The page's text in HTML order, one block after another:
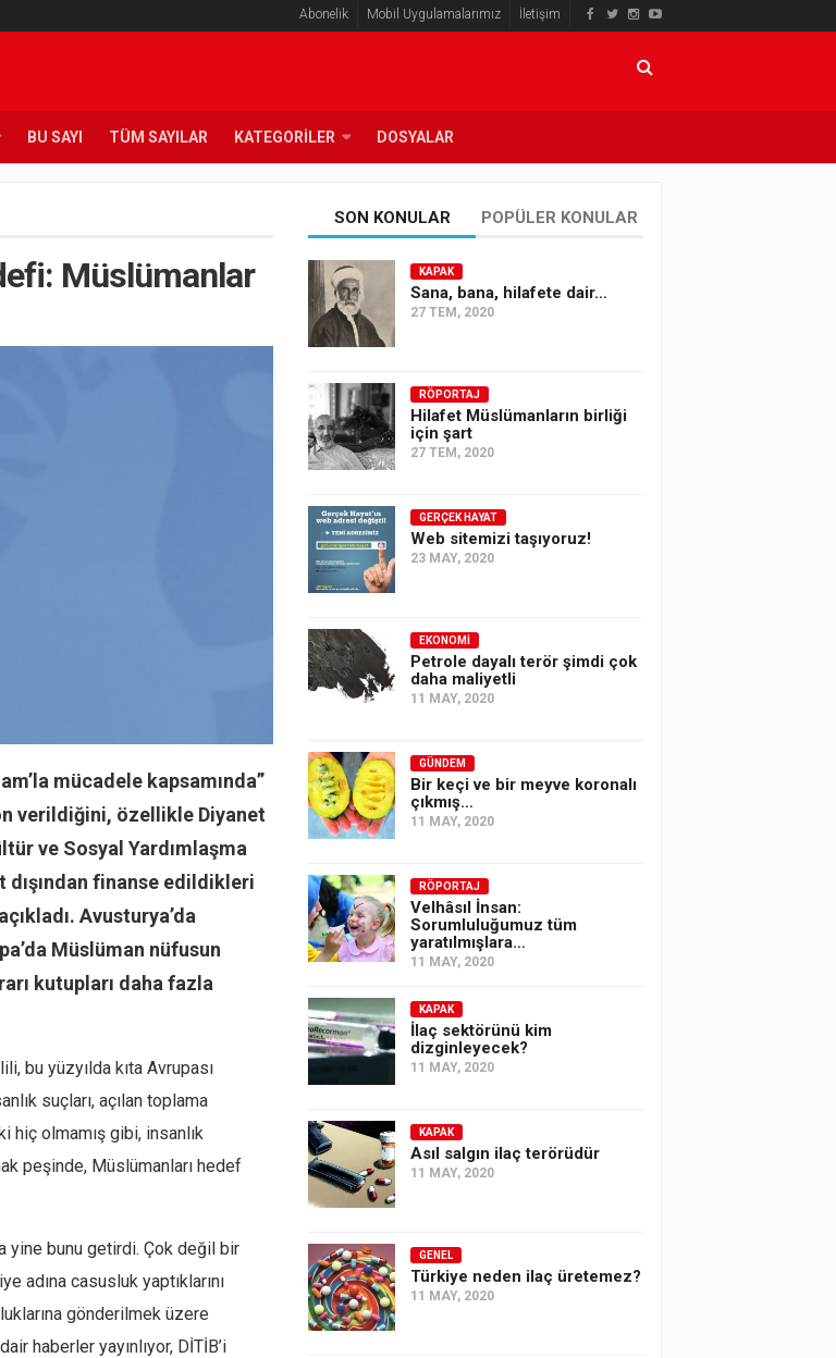
Abonelik Mobil Uygulamalarımız İletişim
BU SAYI TÜM SAYILAR KATEGORILER DOSYALAR
Müslümanlar
mücadele kapsamında”
verildiğini, özellikle Diyanet
ve Sosyal Yardımlaşma
finanse edildikleri
Avusturya’da
Müslüman nüfusun
kutupları daha fazla
bu yüzyılda kıta Avrupası
suçları, açılan toplama
hiç olmamış gibi, insanlık
peşinde, Müslümanları hedef
yine bunu getirdi. Çok değil bir
adına casusluk yaptıklarını
gönderilmek üzere
haberler yayınlıyor, DİTİB’i
SON KONULAR POPÜLER KONULAR
KAPAK
Sana, bana, hilafete dair…
27 TEM, 2020
RÖPORTAJ
Hilafet Müslümanların birliği
için şart
27 TEM, 2020
GERÇEK HAYAT
Web sitemizi taşıyoruz!
23 MAY, 2020
EKONOMI
Petrole dayalı terör şimdi çok
daha maliyetli
11 MAY, 2020
GÜNDEM
Bir keçi ve bir meyve koronalı
çıkmış…
11 MAY, 2020
RÖPORTAJ
Velhâsıl İnsan:
Sorumluluğumuz tüm
yaratılmışlara…
11 MAY, 2020
KAPAK
İlaç sektörünü kim
dizginleyecek?
11 MAY, 2020
KAPAK
Asıl salgın ilaç terörüdür
11 MAY, 2020
GENEL
Türkiye neden ilaç üretemez?
11 MAY, 2020